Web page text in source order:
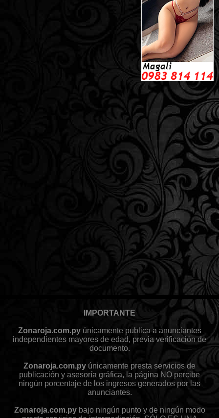
IMPORTANTE
Zonaroja.com.pyúnicamente publica a anunciantes
independientes mayores de edad, previa verificación de
documento.
Zonaroja.com.py únicamente presta servicios de
publicación y asesoría gráfica, la página NO percibe
ningún porcentaje de los ingresos generados por las
anunciantes.
Zonaroja.com.pybajo ningún punto y de ningún modo